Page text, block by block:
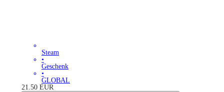
Steam
•
Geschenk
•
GLOBAL
21.50 EUR